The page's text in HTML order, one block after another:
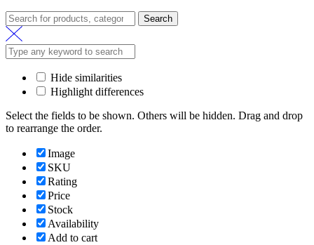
Search
for:
Search
Hide similarities
Highlight differences
Select the fields to be shown. Others will be hidden. Drag and drop
to rearrange the order.
Image
SKU
Rating
Price
Stock
Availability
Add to cart